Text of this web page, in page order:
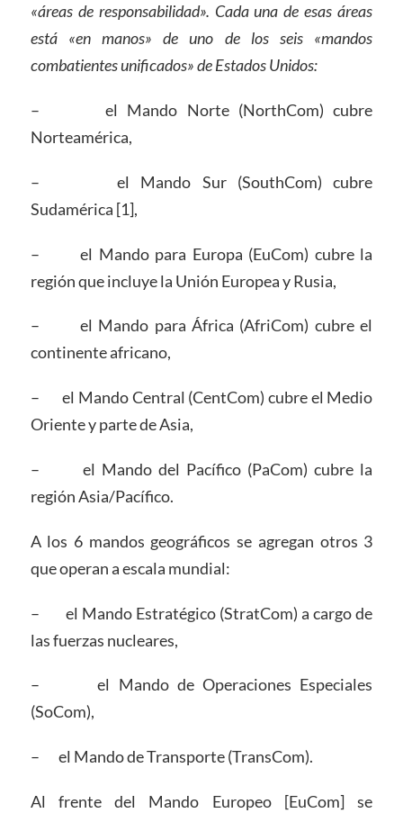
«áreas de responsabilidad». Cada una de esas áreas
está «en manos» de uno de los seis «mandos
combatientes unificados» de Estados Unidos:
– el Mando Norte (NorthCom) cubre
Norteamérica,
– el Mando Sur (SouthCom) cubre
Sudamérica [1],
– el Mando para Europa (EuCom) cubre la
región que incluye la Unión Europea y Rusia,
– el Mando para África (AfriCom) cubre el
continente africano,
– el Mando Central (CentCom) cubre el Medio
Oriente y parte de Asia,
– el Mando del Pacífico (PaCom) cubre la
región Asia/Pacífico.
A los 6 mandos geográficos se agregan otros 3
que operan a escala mundial:
– el Mando Estratégico (StratCom) a cargo de
las fuerzas nucleares,
– el Mando de Operaciones Especiales
(SoCom),
– el Mando de Transporte (TransCom).
Al frente del Mando Europeo [EuCom] se